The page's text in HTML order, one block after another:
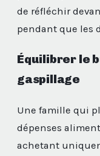
de réfléchir
pendant que les
Équilibrer le
gaspillage
Une famille qui
dépenses
achetant